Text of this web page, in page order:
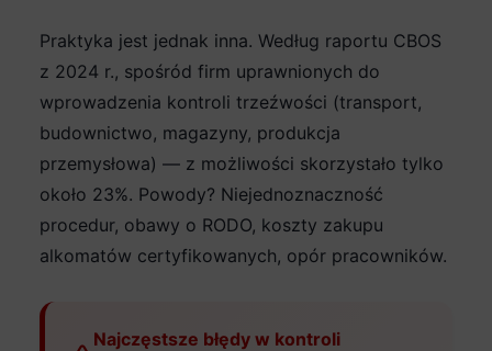
Praktyka jest jednak inna. Według raportu CBOS
z 2024 r., spośród firm uprawnionych do
wprowadzenia kontroli trzeźwości (transport,
budownictwo, magazyny, produkcja
przemysłowa) — z możliwości skorzystało tylko
około 23%. Powody? Niejednoznaczność
procedur, obawy o RODO, koszty zakupu
alkomatów certyfikowanych, opór pracowników.
Najczęstsze błędy w kontroli